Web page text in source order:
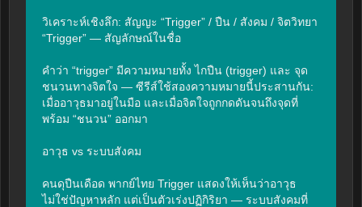
วิเคราะห์เชิงลึก: สัญญะ “Trigger” / ปืน / สังคม / จิตวิทยา
“Trigger” — สัญลักษณ์ในชื่อ
คำว่า “trigger” มีความหมายทั้ง ไกปืน (trigger) และ จุด
ชนวนทางจิตใจ — ซีรีส์ใช้สองความหมายนี้ประสานกัน:
เมื่ออาวุธมาอยู่ในมือ และเมื่อจิตใจถูกกดดันจนถึงจุดที่
พร้อม “ชนวน” ออกมา
อาวุธ vs ระบบสังคม
คนดุปืนเดือด พากย์ไทย Trigger แสดงให้เห็นว่าอาวุธ
ไม่ใช่ปัญหาหลัก แต่เป็นตัวเร่งปฏิกิริยา — ระบบสังคมที่